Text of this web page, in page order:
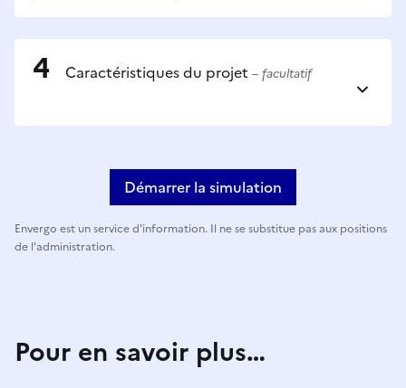
Caractéristiques du projet – facultatif
Démarrer la simulation
Envergo est un service d'information. Il ne se substitue pas aux positions
de l'administration.
Pour en savoir plus…